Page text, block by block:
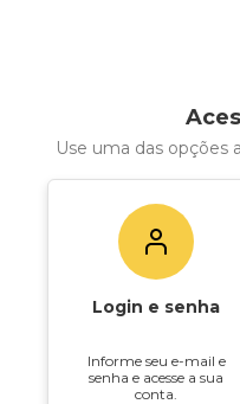
Use uma das opções
Login e senha
Informe seu e-mail e
senha e acesse a sua
conta.